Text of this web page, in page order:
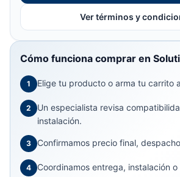
Ver términos y
Cómo funciona comprar en
1 Elige tu producto o arma tu carrito
2
Un especialista revisa
instalación.
3 Confirmamos precio final,
4 Coordinamos entrega, instalación o